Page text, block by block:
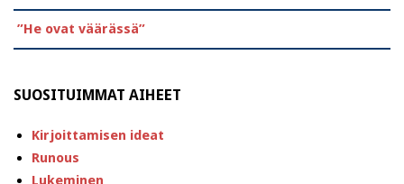
”He ovat väärässä”
SUOSITUIMMAT AIHEET
Kirjoittamisen ideat
Runous
Lukeminen